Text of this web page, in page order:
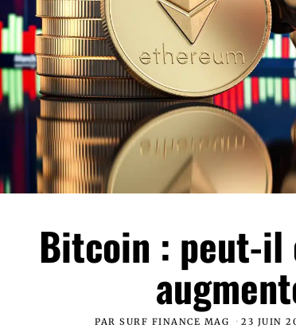
Bitcoin : peut-il
PAR SURF FINANCE MAG 23 JUIN